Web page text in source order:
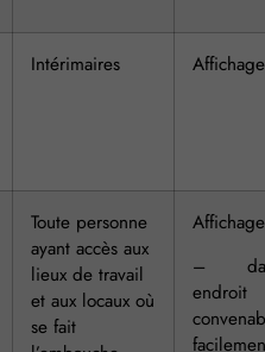
Intérimaires Affichage
Toute personne
ayant accès aux
lieux de travail
et aux locaux où
se fait
–
endroit